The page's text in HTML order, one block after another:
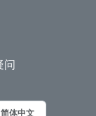
问
简体中文